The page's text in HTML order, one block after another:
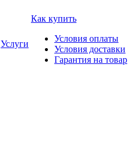
Услуги
Как купить
Условия оплаты
Условия доставки
Гарантия на товар